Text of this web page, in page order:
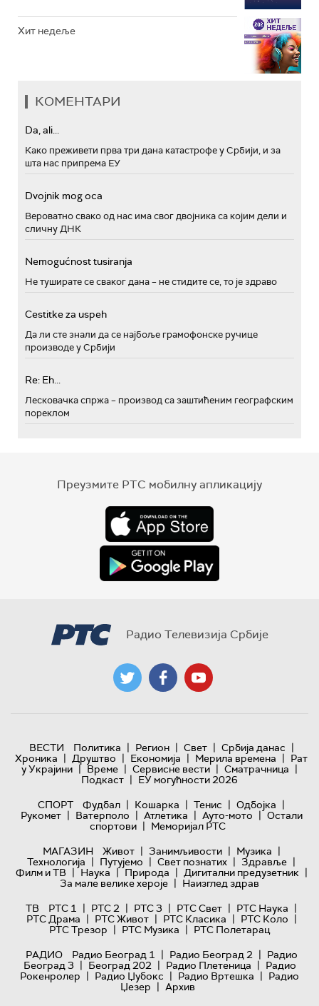
Хит недеље
КОМЕНТАРИ
Da, ali...
Како преживети прва три дана катастрофе у Србији, и за
шта нас припрема ЕУ
Dvojnik mog oca
Вероватно свако од нас има свог двојника са којим дели и
сличну ДНК
Nemogućnost tusiranja
Не туширате се сваког дана – не стидите се, то је здраво
Cestitke za uspeh
Да ли сте знали да се најбоље грамофонске ручице
производе у Србији
Re: Eh...
Лесковачка спржа – производ са заштићеним географским
пореклом
Преузмите РТС мобилну апликацију
Радио Телевизија Србије
ВЕСТИ Политика | Регион | Свет | Србија данас |
Хроника | Друштво | Економија | Мерила времена | Рат
у Украјини | Време | Сервисне вести | Сматрачница |
Подкаст | ЕУ могућности 2026
СПОРТ
Фудбал | Кошарка | Тенис | Одбојка |
Рукомет | Ватерполо | Атлетика | Ауто-мото | Остали
спортови | Меморијал РТС
МАГАЗИН
Живот | Занимљивости | Музика |
Технологијa | Путујемо | Свет познатих | Здравље |
Филм и ТВ | Наука | Природа | Дигитални предузетник |
За мале велике хероје | Наизглед здрав
ТВ
РТС 1 | РТС 2 | РТС 3 | РТС Свет | РТС Наука |
РТС Драма | РТС Живот | РТС Класика | РТС Коло |
РТС Трезор | РТС Музика | РТС Полетарац
РАДИО
Радио Београд 1 | Радио Београд 2 | Радио
Београд 3 | Београд 202 | Радио Плетеница | Радио
Рокенролер | Радио Џубокс | Радио Вртешка | Радио
Џезер | Архив